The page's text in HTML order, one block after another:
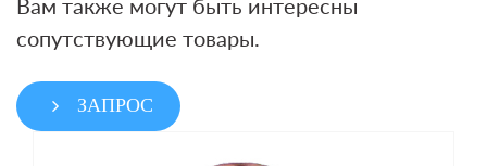
Вам также могут быть интересны
сопутствующие товары.
ЗАПРОС